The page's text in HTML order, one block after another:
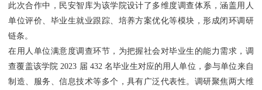
此次合作中，民安智库为该学院设计了多维度调查体系，涵盖用人
单位评价、毕业生就业跟踪、培养方案优化等模块，形成闭环调研
链条。
在用人单位满意度调查环节，为把握社会对毕业生的能力需求，调
查覆盖该学院 2023 届 432 名毕业生对应的用人单位，参与单位来自
制造、服务、信息技术等多个，具有广泛代表性。调研聚焦两大维